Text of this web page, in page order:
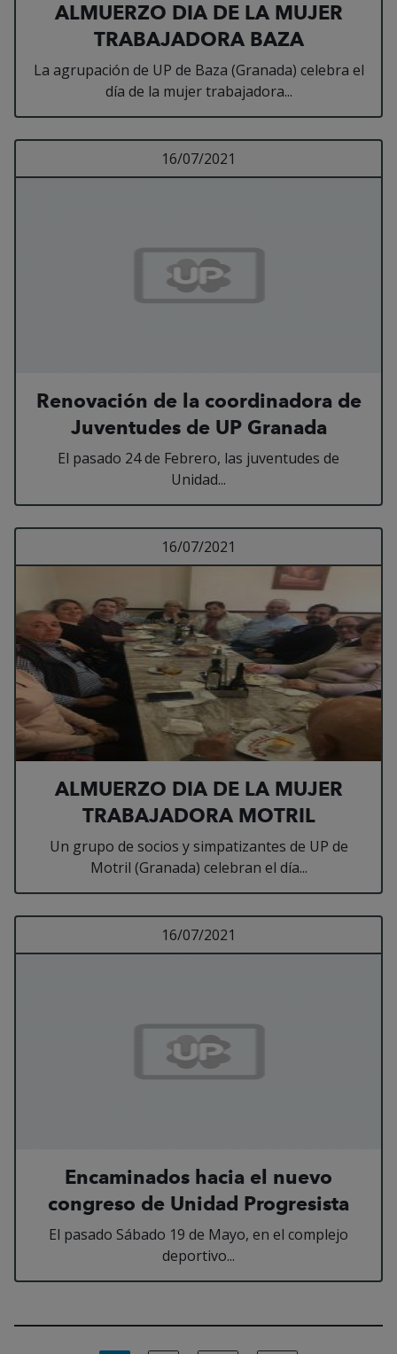
ALMUERZO DIA DE LA MUJER
TRABAJADORA BAZA
La agrupación de UP de Baza (Granada) celebra el
día de la mujer trabajadora...
16/07/2021
Renovación de la coordinadora de
Juventudes de UP Granada
El pasado 24 de Febrero, las juventudes de
Unidad...
Leer más sobre
16/07/2021
ALMUERZO DIA DE LA MUJER
TRABAJADORA MOTRIL
Un grupo de socios y simpatizantes de UP de
Motril (Granada) celebran el día...
Leer más sobre
16/07/2021
Encaminados hacia el nuevo
congreso de Unidad Progresista
El pasado Sábado 19 de Mayo, en el complejo
deportivo...
Leer más sobre